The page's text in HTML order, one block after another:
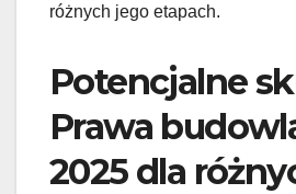
różnych jego etapach.
Potencjalne
Prawa
2025 dla